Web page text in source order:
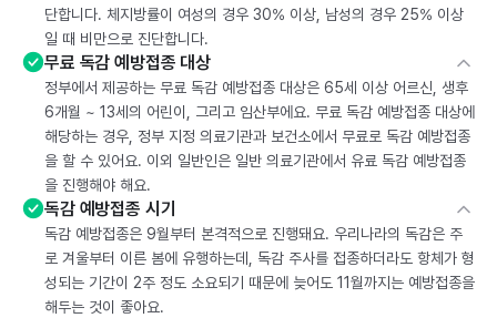
단합니다. 체지방률이 여성의 경우 30% 이상, 남성의 경우 25% 이상
일 때 비만으로 진단합니다.
무료 독감 예방접종 대상
정부에서 제공하는 무료 독감 예방접종 대상은 65세 이상 어르신, 생후
6개월 ~ 13세의 어린이, 그리고 임산부에요. 무료 독감 예방접종 대상에
해당하는 경우, 정부 지정 의료기관과 보건소에서 무료로 독감 예방접종
을 할 수 있어요. 이외 일반인은 일반 의료기관에서 유료 독감 예방접종
을 진행해야 해요.
독감 예방접종 시기
독감 예방접종은 9월부터 본격적으로 진행돼요. 우리나라의 독감은 주
로 겨울부터 이른 봄에 유행하는데, 독감 주사를 접종하더라도 항체가 형
성되는 기간이 2주 정도 소요되기 때문에 늦어도 11월까지는 예방접종을
해두는 것이 좋아요.